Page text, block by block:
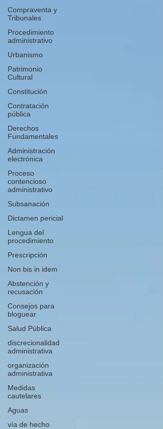
Compraventa y
Tribunales
Procedimiento
administrativo
Urbanismo
Patrimonio
Cultural
Constitución
Contratación
pública
Derechos
Fundamentales
Administración
electrónica
Proceso
contencioso
administrativo
Subsanación
Dictamen pericial
Lengua del
procedimiento
Prescripción
Non bis in idem
Abstención y
recusación
Consejos para
bloguear
Salud Pública
discrecionalidad
administrativa
organización
administrativa
Medidas
cautelares
Aguas
vía de hecho